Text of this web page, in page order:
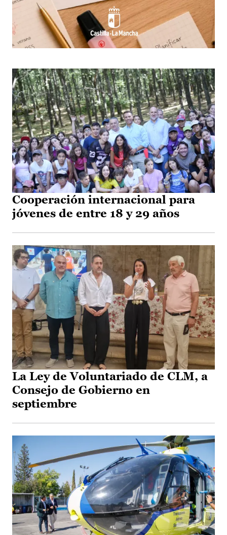
Cooperación internacional para
jóvenes de entre 18 y 29 años
La Ley de Voluntariado de CLM, a
Consejo de Gobierno en
septiembre